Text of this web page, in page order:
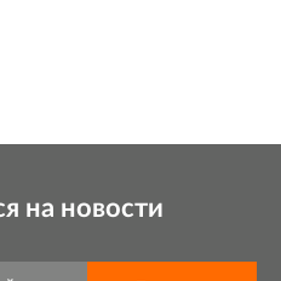
на новости